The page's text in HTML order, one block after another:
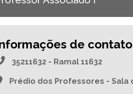
de contato
35211632 - Ramal 11632
Prédio dos Professores -